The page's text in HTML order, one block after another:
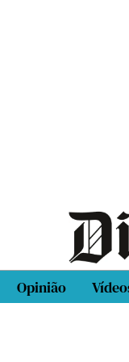
Opinião